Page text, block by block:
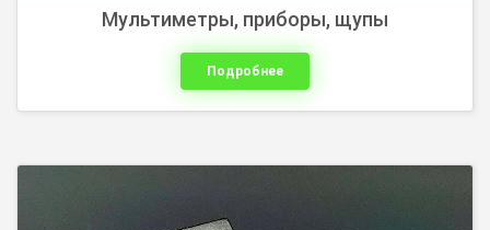
Мультиметры, приборы, щупы
Подробнее